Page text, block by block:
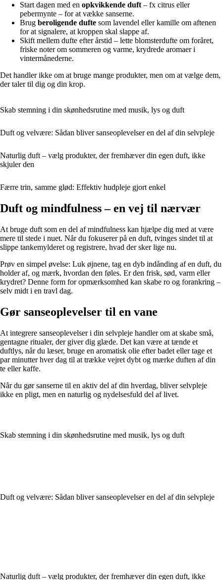
Start dagen med en opkvikkende duft – fx citrus eller
pebermynte – for at vække sanserne.
Brug beroligende dufte som lavendel eller kamille om aftenen
for at signalere, at kroppen skal slappe af.
Skift mellem dufte efter årstid – lette blomsterdufte om foråret,
friske noter om sommeren og varme, krydrede aromaer i
vintermånederne.
Det handler ikke om at bruge mange produkter, men om at vælge dem,
der taler til dig og din krop.
Skab stemning i din skønhedsrutine med musik, lys og duft
Duft og velvære: Sådan bliver sanseoplevelser en del af din selvpleje
Naturlig duft – vælg produkter, der fremhæver din egen duft, ikke
skjuler den
Færre trin, samme glød: Effektiv hudpleje gjort enkel
Duft og mindfulness – en vej til nærvær
At bruge duft som en del af mindfulness kan hjælpe dig med at være
mere til stede i nuet. Når du fokuserer på en duft, tvinges sindet til at
slippe tankemylderet og registrere, hvad der sker lige nu.
Prøv en simpel øvelse: Luk øjnene, tag en dyb indånding af en duft, du
holder af, og mærk, hvordan den føles. Er den frisk, sød, varm eller
krydret? Denne form for opmærksomhed kan skabe ro og forankring –
selv midt i en travl dag.
Gør sanseoplevelser til en vane
At integrere sanseoplevelser i din selvpleje handler om at skabe små,
gentagne ritualer, der giver dig glæde. Det kan være at tænde et
duftlys, når du læser, bruge en aromatisk olie efter badet eller tage et
par minutter hver dag til at trække vejret dybt og mærke duften af din
te eller kaffe.
Når du gør sanserne til en aktiv del af din hverdag, bliver selvpleje
ikke en pligt, men en naturlig og nydelsesfuld del af livet.
Skab stemning i din skønhedsrutine med musik, lys og duft
Duft og velvære: Sådan bliver sanseoplevelser en del af din selvpleje
Naturlig duft – vælg produkter, der fremhæver din egen duft, ikke